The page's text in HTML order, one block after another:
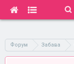
Форум Забава